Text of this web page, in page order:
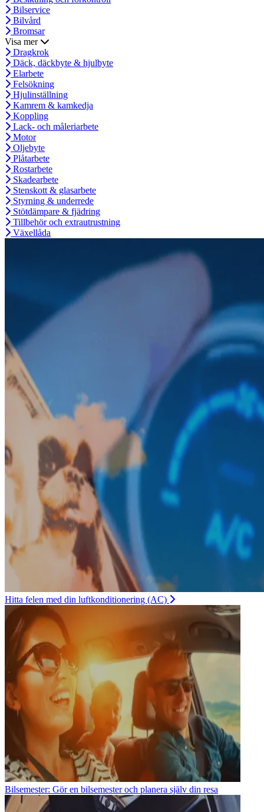
Bilservice
Bilvård
Bromsar
Visa mer
Dragkrok
Däck, däckbyte & hjulbyte
Elarbete
Felsökning
Hjulinställning
Kamrem & kamkedja
Koppling
Lack- och måleriarbete
Motor
Oljebyte
Plåtarbete
Rostarbete
Skadearbete
Stenskott & glasarbete
Styrning & underrede
Stötdämpare & fjädring
Tillbehör och extrautrustning
Växellåda
Hitta felen med din luftkonditionering (AC)
Bilsemester: Gör en bilsemester och planera själv din resa